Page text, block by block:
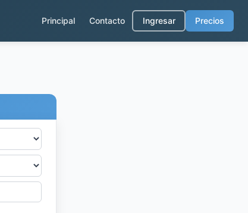
Principal Contacto Ingresar Precios